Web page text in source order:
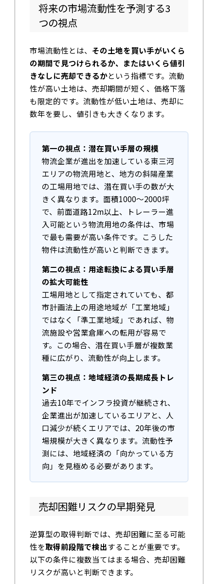
将来の市場流動性を予測する3
つの視点
市場流動性とは、 その土地を買い手がいくら
の期間で見つけられるか、またはいくら値引
きなしに売却できるかという指標です。流動
性が高い土地は、売却期間が短く、価格下落
も限定的です。流動性が低い土地は、売却に
数年を要し、値引きも大きくなります。
第一の視点：潜在買い手層の規模
物流企業が進出を加速している東三河
エリアの物流用地と、地方の斜陽産業
の工場用地では、潜在買い手の数が大
きく異なります。面積1000〜2000坪
で、前面道路12m以上、トレーラー進
入可能という物流用地の条件は、市場
で最も需要が高い条件です。こうした
物件は流動性が高いと判断できます。
第二の視点：用途転換による買い手層
の拡大可能性
工場用地として指定されていても、都
市計画法上の用途地域が「工業地域」
ではなく「準工業地域」であれば、物
流施設や営業倉庫への転用が容易で
す。この場合、潜在買い手層が複数業
種に広がり、流動性が向上します。
第三の視点：地域経済の長期成長トレ
ンド
過去10年でインフラ投資が継続され、
企業進出が加速しているエリアと、人
口減少が続くエリアでは、20年後の市
場規模が大きく異なります。流動性予
測には、地域経済の「向かっている方
向」を見極める必要があります。
売却困難リスクの早期発見
逆算型の取得判断では、売却困難に至る可能
性を取得前段階で検出することが重要です。
以下の条件に複数当てはまる場合、売却困難
リスクが高いと判断できます。